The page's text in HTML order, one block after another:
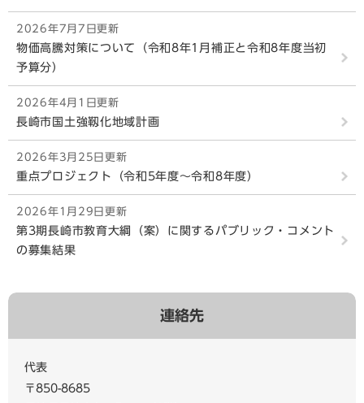
2026年7月7日更新
物価高騰対策について（令和8年1月補正と令和8年度当初
予算分）
2026年4月1日更新
長崎市国土強靱化地域計画
2026年3月25日更新
重点プロジェクト（令和5年度～令和8年度）
2026年1月29日更新
第3期長崎市教育大綱（案）に関するパブリック・コメント
の募集結果
連絡先
代表
〒850-8685